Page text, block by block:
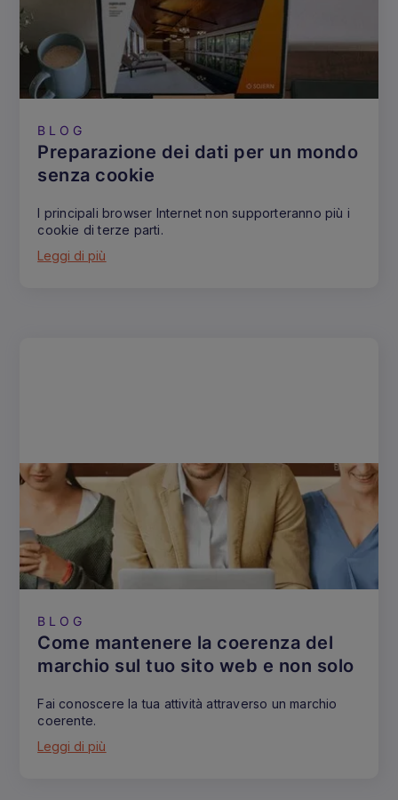
BLOG
Preparazione dei dati per un mondo
senza cookie
I principali browser Internet non supporteranno più i
cookie di terze parti.
Leggi di più
BLOG
Come mantenere la coerenza del
marchio sul tuo sito web e non solo
Fai conoscere la tua attività attraverso un marchio
coerente.
Leggi di più